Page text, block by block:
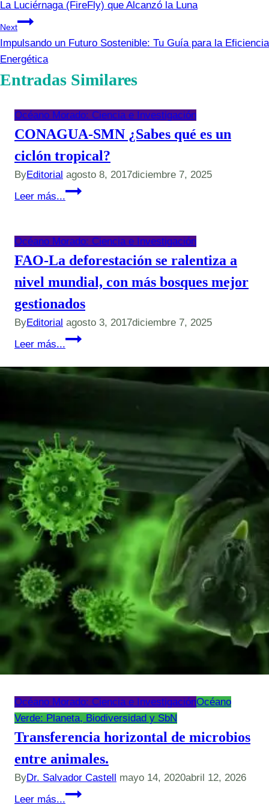
de
entradas
La Luciérnaga (FireFly) que Alcanzó la Luna
Next
Impulsando un Futuro Sostenible: Tu Guía para la Eficiencia
Energética
Entradas Similares
Océano Morado: Ciencia e Investigación
CONAGUA-SMN ¿Sabes qué es un
ciclón tropical?
ByEditorial agosto 8, 2017diciembre 7, 2025
Leer más...
CONAGUA-
qué
es
ciclón
tropical?
Océano Morado: Ciencia e Investigación
FAO-La deforestación se ralentiza a
nivel mundial, con más bosques mejor
gestionados
ByEditorial agosto 3, 2017diciembre 7, 2025
Leer más...
FAO-
deforestación
nivel
mundial,
con
más
bosques
mejor
gestionados
Océano Morado: Ciencia e InvestigaciónOcéano
Verde: Planeta, Biodiversidad y SbN
Transferencia horizontal de microbios
entre animales.
ByDr. Salvador Castell mayo 14, 2020abril 12, 2026
Leer más...
Transferencia